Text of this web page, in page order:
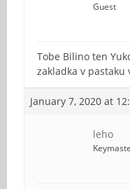
Guest
Tobe Bilino ten
zakladka v pastaku
January 7, 2020 at
leho